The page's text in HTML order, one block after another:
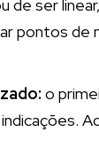
de ser
pontos
o